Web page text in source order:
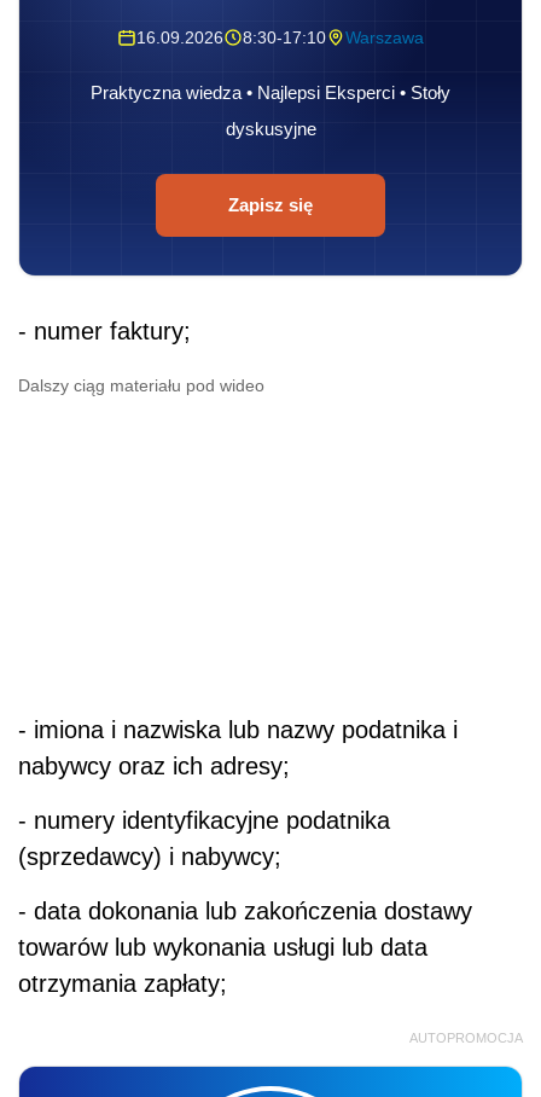
16.09.2026 8:30-17:10 Warszawa
Praktyczna wiedza • Najlepsi Eksperci • Stoły
dyskusyjne
Zapisz się
- numer faktury;
Dalszy ciąg materiału pod wideo
- imiona i nazwiska lub nazwy podatnika i
nabywcy oraz ich adresy;
- numery identyfikacyjne podatnika
(sprzedawcy) i nabywcy;
- data dokonania lub zakończenia dostawy
towarów lub wykonania usługi lub data
otrzymania zapłaty;
AUTOPROMOCJA